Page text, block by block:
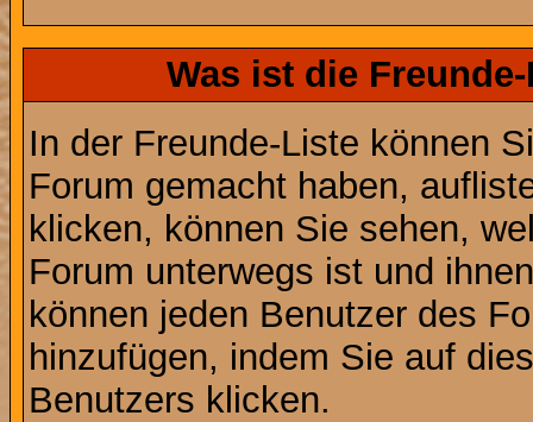
Was ist die
In der Freunde-Liste können
Forum gemacht haben,
klicken, können Sie sehen,
Forum unterwegs ist und
können jeden Benutzer des
hinzufügen, indem Sie auf
Benutzers klicken.